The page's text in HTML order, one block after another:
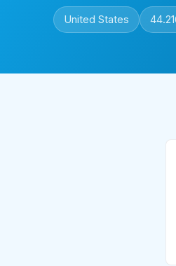
United States